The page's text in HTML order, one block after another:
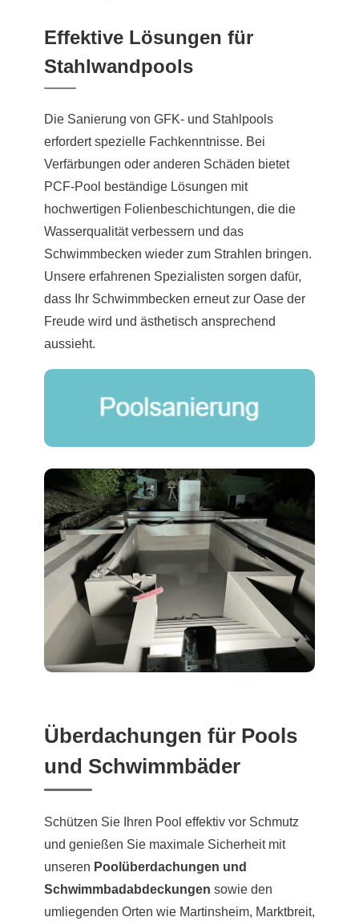
Effektive Lösungen für
Stahlwandpools
Die Sanierung von GFK- und Stahlpools
erfordert spezielle Fachkenntnisse. Bei
Verfärbungen oder anderen Schäden bietet
PCF-Pool beständige Lösungen mit
hochwertigen Folienbeschichtungen, die die
Wasserqualität verbessern und das
Schwimmbecken wieder zum Strahlen bringen.
Unsere erfahrenen Spezialisten sorgen dafür,
dass Ihr Schwimmbecken erneut zur Oase der
Freude wird und ästhetisch ansprechend
aussieht.
Überdachungen für Pools
und Schwimmbäder
Schützen Sie Ihren Pool effektiv vor Schmutz
und genießen Sie maximale Sicherheit mit
unseren Poolüberdachungen und
Schwimmbadabdeckungen sowie den
umliegenden Orten wie Martinsheim, Marktbreit,